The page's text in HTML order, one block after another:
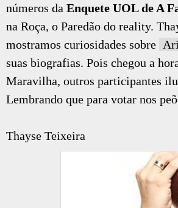
números daEnquete UOL de A
na Roça, o Paredão do reality.
mostramos curiosidades sobre
suas biografias. Pois chegou a
Maravilha, outros participantes
Lembrando que para votar nos
Thayse Teixeira